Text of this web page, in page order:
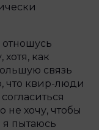
отношусь
как
связь
что квир-люди
хочу, чтобы
я пытаюсь